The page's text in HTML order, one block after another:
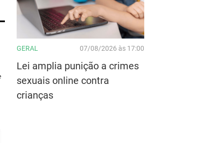
GERAL 07/08/2026 às 17:00
Lei amplia punição a crimes
sexuais online contra
crianças